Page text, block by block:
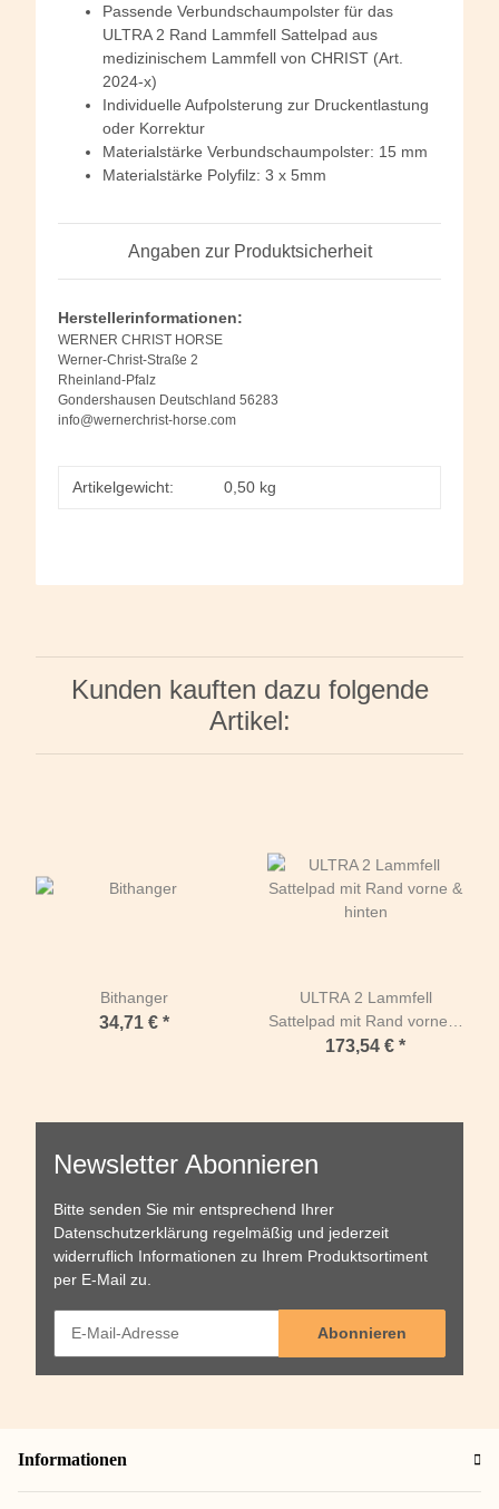
Passende Verbundschaumpolster für das
ULTRA 2 Rand Lammfell Sattelpad aus
medizinischem Lammfell von CHRIST (Art.
2024-x)
Individuelle Aufpolsterung zur Druckentlastung
oder Korrektur
Materialstärke Verbundschaumpolster: 15 mm
Materialstärke Polyfilz: 3 x 5mm
Angaben zur Produktsicherheit
Herstellerinformationen:
WERNER CHRIST HORSE
Werner-Christ-Straße 2
Rheinland-Pfalz
Gondershausen Deutschland 56283
info@wernerchrist-horse.com
Artikelgewicht: 0,50 kg
Kunden kauften dazu folgende
Artikel:
Bithanger
34,71 € *
ULTRA 2 Lammfell
Sattelpad mit Rand vorne &
hinten
173,54 € *
Newsletter Abonnieren
Bitte senden Sie mir entsprechend Ihrer
Datenschutzerklärung regelmäßig und jederzeit
widerruflich Informationen zu Ihrem Produktsortiment
per E-Mail zu.
Abonnieren
Informationen